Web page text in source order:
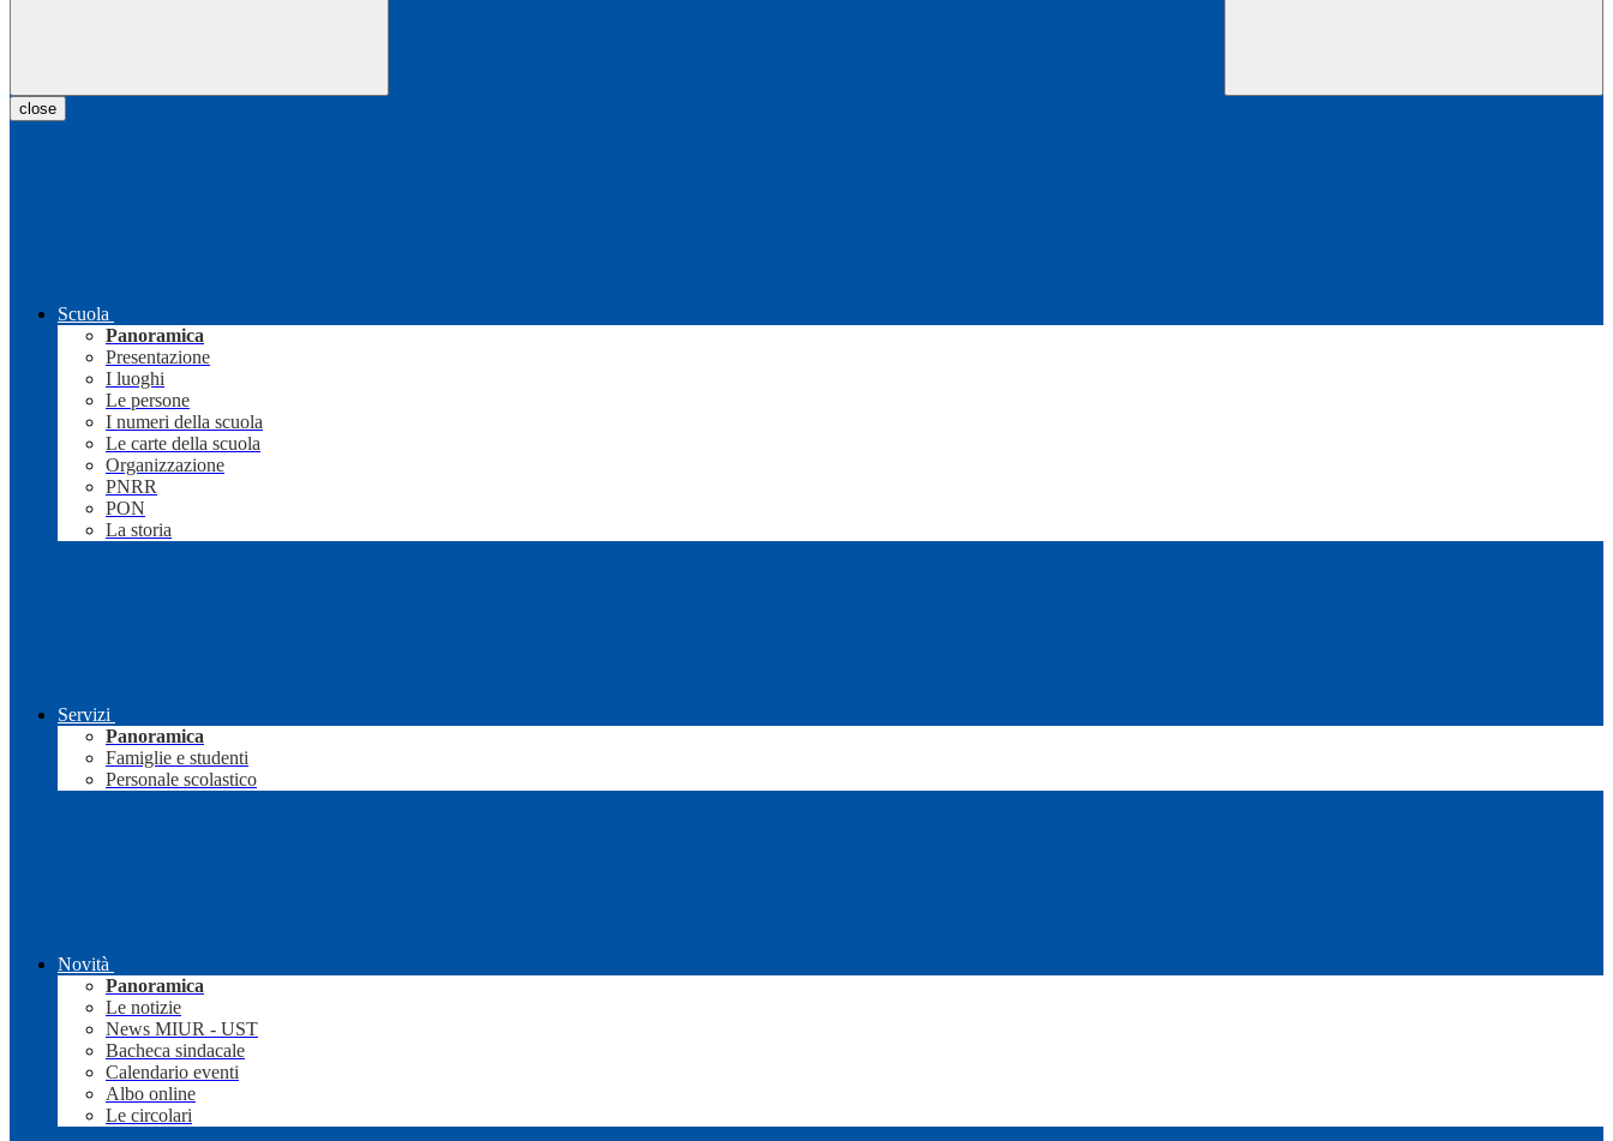
close
Scuola
Panoramica
Presentazione
I luoghi
Le persone
I numeri della scuola
Le carte della scuola
Organizzazione
PNRR
PON
La storia
Servizi
Panoramica
Famiglie e studenti
Personale scolastico
Novità
Panoramica
Le notizie
News MIUR - UST
Bacheca sindacale
Calendario eventi
Albo online
Le circolari